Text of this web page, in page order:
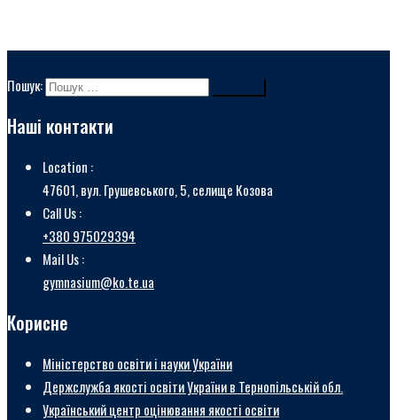
Пошук:
Наші контакти
Location :
47601, вул. Грушевського, 5, селище Козова
Call Us :
+380 975029394
Mail Us :
gymnasium@ko.te.ua
Корисне
Міністерство освіти і науки України
Держслужба якості освіти України в Тернопільській обл.
Український центр оцінювання якості освіти